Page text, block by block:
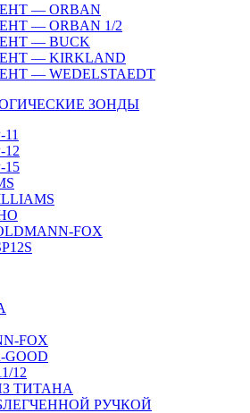
— ORBAN
— ORBAN 1/2
— BUCK
— KIRKLAND
— WEDELSTAEDT
ЗОНДЫ
FOX
FOX
GOOD
12
ТИТАНА
РУЧКОЙ